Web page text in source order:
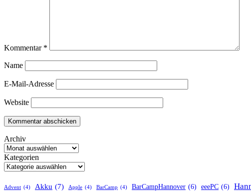
Kommentar *
Name
E-Mail-Adresse
Website
Archiv
Kategorien
Advent (4) Akku (7) Apple (4) BarCamp (4) BarCampHannover (6) eeePC (6)